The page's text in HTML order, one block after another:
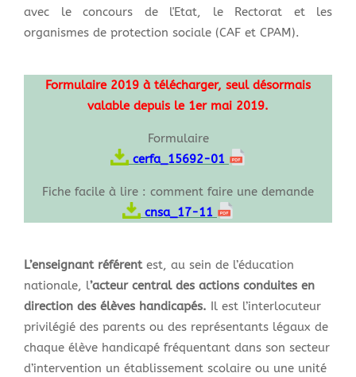
avec le concours de l'Etat, le Rectorat et les
organismes de protection sociale (CAF et CPAM).
Formulaire 2019 à télécharger, seul désormais
valable depuis le 1er mai 2019.
Formulaire
cerfa_15692-01
Fiche facile à lire : comment faire une demande
cnsa_17-11
L’enseignant référentest, au sein de l’éducation
nationale, l’acteur central des actions conduites en
direction des élèves handicapés. Il est l’interlocuteur
privilégié des parents ou des représentants légaux de
chaque élève handicapé fréquentant dans son secteur
d’intervention un établissement scolaire ou une unité